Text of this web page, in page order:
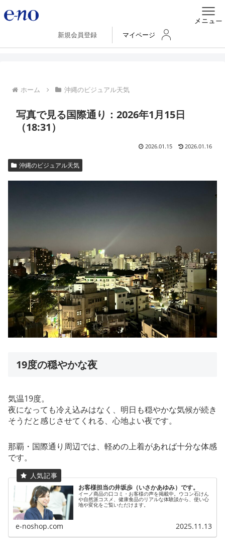
新規会員登録 マイページ
ホーム 沖縄のビジュアル天気
写真で見る国際通り：2026年1月15日
（18:31）
2026.01.15 2026.01.16
沖縄のビジュアル天気
19度の穏やかな夜
気温19度。
夜になっても冷え込みはなく、明日も穏やかな気候が続き
そうだと感じさせてくれる、心地よい夜です。
那覇・国際通り周辺では、軽めの上着があれば十分な体感
です。
お客様担当の井坂歩（いさかあゆみ）です。
イーノ商品の口コミ・お客様の声を掲載中。ウコン石けん
や自然派コスメ、健康食品のリアルな体験談から、使い心
地や変化をご覧いただけます。
e-noshop.com 2025.11.13